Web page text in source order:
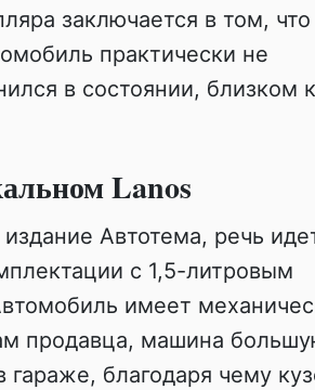
заключается в том, что
практически не
в состоянии, близком к
Lanos
Автотема, речь
с 1,5-литровым
имеет
продавца, машина
гараже, благодаря чему